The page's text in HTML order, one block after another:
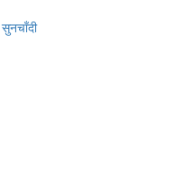
सुनचाँदी